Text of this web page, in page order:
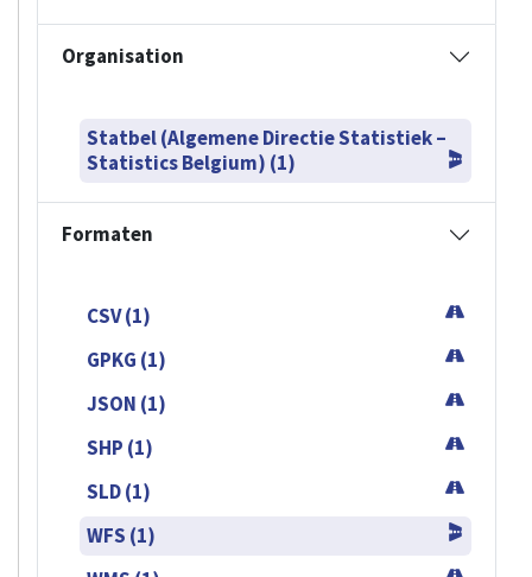
Organisation
Statbel (Algemene Directie Statistiek –
Statistics Belgium) (1)
Formaten
CSV (1)
GPKG (1)
JSON (1)
SHP (1)
SLD (1)
WFS (1)